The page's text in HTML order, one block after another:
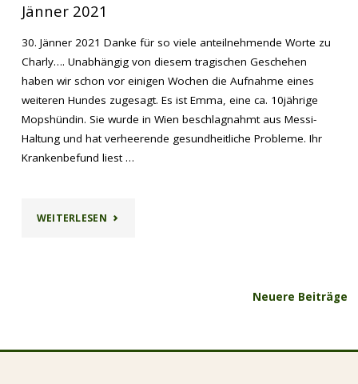
Jänner 2021
30. Jänner 2021 Danke für so viele anteilnehmende Worte zu
Charly…. Unabhängig von diesem tragischen Geschehen
haben wir schon vor einigen Wochen die Aufnahme eines
weiteren Hundes zugesagt. Es ist Emma, eine ca. 10jährige
Mopshündin. Sie wurde in Wien beschlagnahmt aus Messi-
Haltung und hat verheerende gesundheitliche Probleme. Ihr
Krankenbefund liest …
WEITERLESEN "JÄNNER
Neuere Beiträge